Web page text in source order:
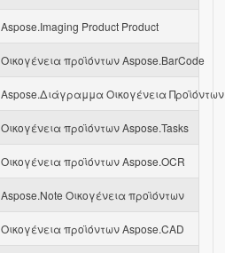
Aspose.Imaging Product Product
Οικογένεια προϊόντων Aspose.BarCode
Aspose.Διάγραμμα Οικογένεια Προϊόντων
Οικογένεια προϊόντων Aspose.Tasks
Οικογένεια προϊόντων Aspose.OCR
Aspose.Note Οικογένεια προϊόντων
Οικογένεια προϊόντων Aspose.CAD